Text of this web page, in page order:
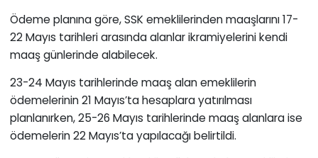
Ödeme planına göre, SSK emeklilerinden maaşlarını 17-
22 Mayıs tarihleri arasında alanlar ikramiyelerini kendi
maaş günlerinde alabilecek.
23-24 Mayıs tarihlerinde maaş alan emeklilerin
ödemelerinin 21 Mayıs’ta hesaplara yatırılması
planlanırken, 25-26 Mayıs tarihlerinde maaş alanlara ise
ödemelerin 22 Mayıs’ta yapılacağı belirtildi.